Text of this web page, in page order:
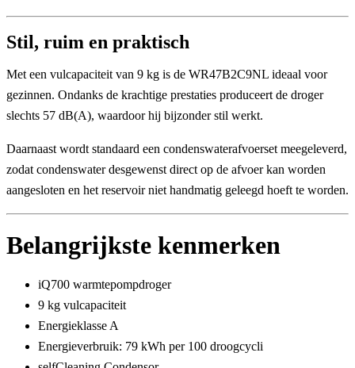
Stil, ruim en praktisch
Met een vulcapaciteit van 9 kg is de WR47B2C9NL ideaal voor
gezinnen. Ondanks de krachtige prestaties produceert de droger
slechts 57 dB(A), waardoor hij bijzonder stil werkt.
Daarnaast wordt standaard een condenswaterafvoersetmeegeleverd,
zodat condenswater desgewenst direct op de afvoer kan worden
aangesloten en het reservoir niet handmatig geleegd hoeft te worden.
Belangrijkste kenmerken
iQ700 warmtepompdroger
9 kg vulcapaciteit
Energieklasse A
Energieverbruik: 79 kWh per 100 droogcycli